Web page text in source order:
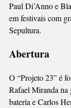
Paul Di’Anno e
em festivais com
Sepultura.
Abertura
O “Projeto 23” é
Rafael Miranda
bateria e Carlos